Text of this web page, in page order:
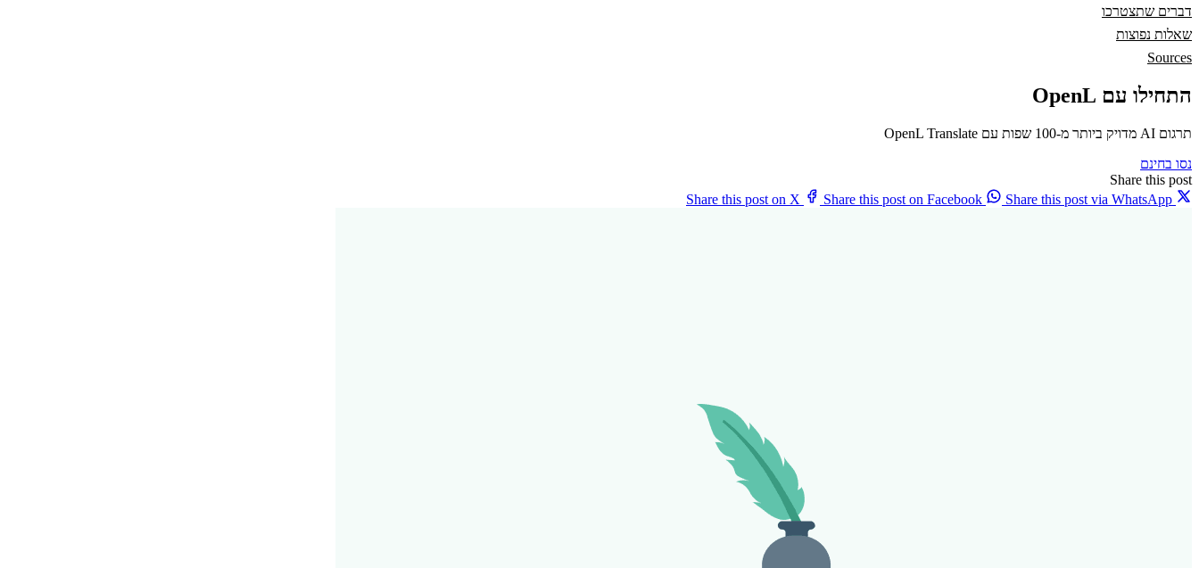
דברים שתצטרכו
שאלות נפוצות
Sources
התחילו עם OpenL
תרגום AI מדויק ביותר מ-100 שפות עם OpenL Translate
נסו בחינם
Share this post
Share this post on X
Share this post on Facebook Share this post via WhatsApp